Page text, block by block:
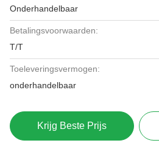
Onderhandelbaar
Betalingsvoorwaarden:
T/T
Toeleveringsvermogen:
onderhandelbaar
Krijg Beste Prijs